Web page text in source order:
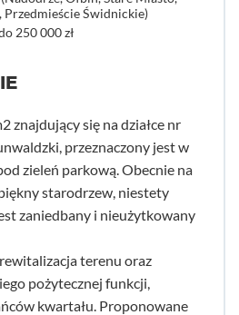
Przedmieście Świdnickie)
250 000 zł
znajdujący się na działce nr
przeznaczony jest w
zieleń parkową. Obecnie na
starodrzew, niestety
zaniedbany i nieużytkowany
terenu oraz
pożytecznej funkcji,
kwartału. Proponowane